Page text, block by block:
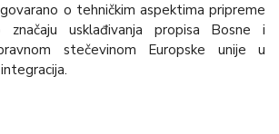
o tehničkim aspektima pripreme
usklađivanja propisa Bosne i
stečevinom Europske unije u